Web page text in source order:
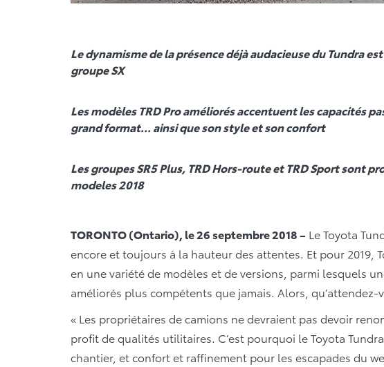
Le dynamisme de la présence déjà audacieuse du Tundra
groupe SX
Les modèles TRD Pro améliorés accentuent les capacités
grand format... ainsi que son style et son confort
Les groupes SR5 Plus, TRD Hors-route et TRD Sport sont
modeles 2018
TORONTO (Ontario), le 26 septembre 2018 – Le Toyota
encore et toujours à la hauteur des attentes. Et pour 2019,
en une variété de modèles et de versions, parmi lesquels
améliorés plus compétents que jamais. Alors, qu’attendez-
« Les propriétaires de camions ne devraient pas devoir
profit de qualités utilitaires. C’est pourquoi le Toyota
chantier, et confort et raffinement pour les escapades du